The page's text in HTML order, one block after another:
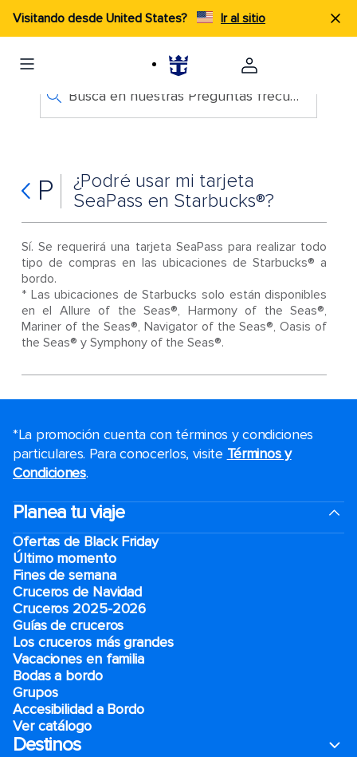
Visitando desde United States? Ir al sitio
Busca en nuestras Preguntas frecuentes
P
¿Podré usar mi tarjeta
SeaPass en Starbucks®?
Sí. Se requerirá una tarjeta SeaPass para realizar todo
tipo de compras en las ubicaciones de Starbucks® a
bordo.
* Las ubicaciones de Starbucks solo están disponibles
en el Allure of the Seas®, Harmony of the Seas®,
Mariner of the Seas®, Navigator of the Seas®, Oasis of
the Seas® y Symphony of the Seas®.
*La promoción cuenta con términos y condiciones
particulares. Para conocerlos, visite Términos y
Condiciones.
Planea tu viaje
Ofertas de Black Friday
Último momento
Fines de semana
Cruceros de Navidad
Cruceros 2025-2026
Guías de cruceros
Los cruceros más grandes
Vacaciones en familia
Bodas a bordo
Grupos
Accesibilidad a Bordo
Ver catálogo
Destinos